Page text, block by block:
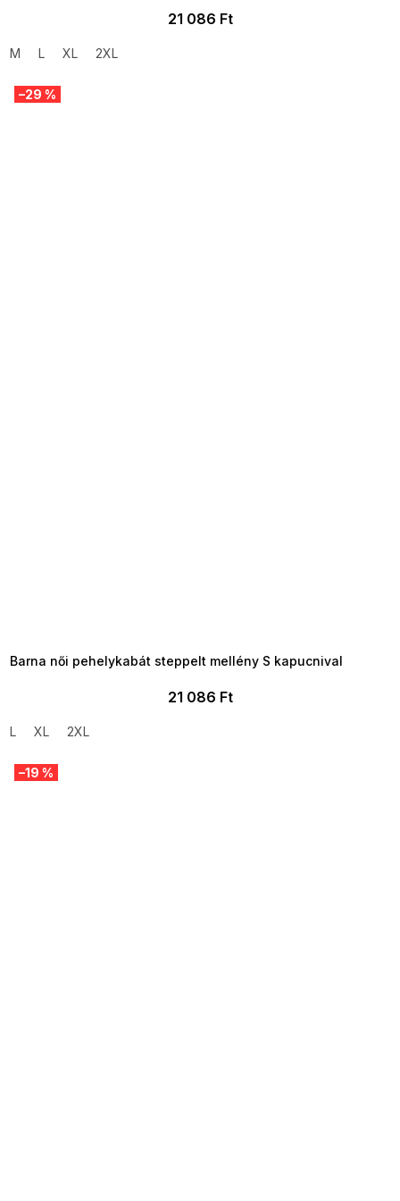
21 086 Ft
M L XL 2XL
–29 %
Barna női pehelykabát steppelt mellény S kapucnival
21 086 Ft
L XL 2XL
–19 %